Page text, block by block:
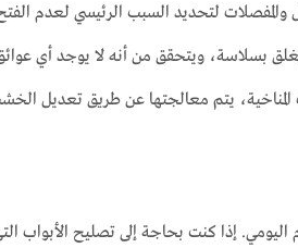
والمفصلات لتحديد السبب الرئيسي لعدم
بسلاسة، ويتحقق من أنه لا يوجد أي
المناخية، يتم معالجتها عن طريق تعديل
إذا كنت بحاجة إلى تصليح الأبواب